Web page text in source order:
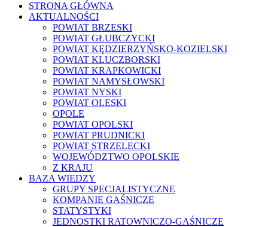
STRONA GŁÓWNA
AKTUALNOŚCI
POWIAT BRZESKI
POWIAT GŁUBCZYCKI
POWIAT KĘDZIERZYŃSKO-KOZIELSKI
POWIAT KLUCZBORSKI
POWIAT KRAPKOWICKI
POWIAT NAMYSŁOWSKI
POWIAT NYSKI
POWIAT OLESKI
OPOLE
POWIAT OPOLSKI
POWIAT PRUDNICKI
POWIAT STRZELECKI
WOJEWÓDZTWO OPOLSKIE
Z KRAJU
BAZA WIEDZY
GRUPY SPECJALISTYCZNE
KOMPANIE GAŚNICZE
STATYSTYKI
JEDNOSTKI RATOWNICZO-GAŚNICZE